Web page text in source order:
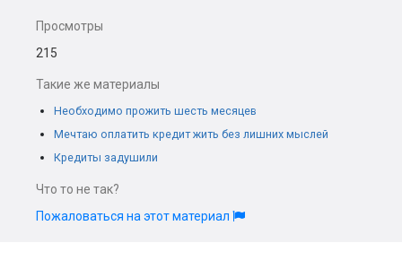
Просмотры
215
Такие же материалы
Необходимо прожить шесть месяцев
Мечтаю оплатить кредит жить без лишних мыслей
Кредиты задушили
Что то не так?
Пожаловаться на этот материал